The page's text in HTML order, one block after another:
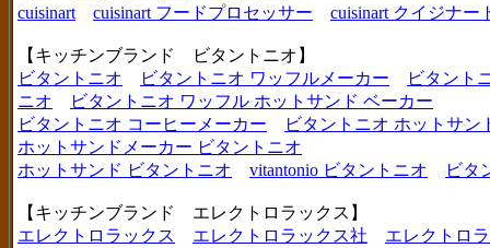
cuisinart
cuisinart フードプロセッサー cuisinart クイジナー
【キッチンブランド ビタントニオ】
ビタントニオ
ビタントニオ ワッフルメーカー
ビタント
ニオ
ビタントニオ ワッフル ホットサンド ベーカー
ビタントニオ コーヒーメーカー
ビタントニオ ホットサン
ホットサンドメーカー ビタントニオ
ホットサンド ビタントニオ
vitantonio ビタントニオ ビタ
【キッチンブランド エレクトロラックス】
エレクトロラックス
エレクトロラックス社
エレクトロ